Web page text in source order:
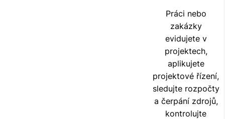
Práci nebo
zakázky
evidujete v
projektech,
aplikujete
projektové řízení,
sledujte rozpočty
a čerpání zdrojů,
kontrolujte